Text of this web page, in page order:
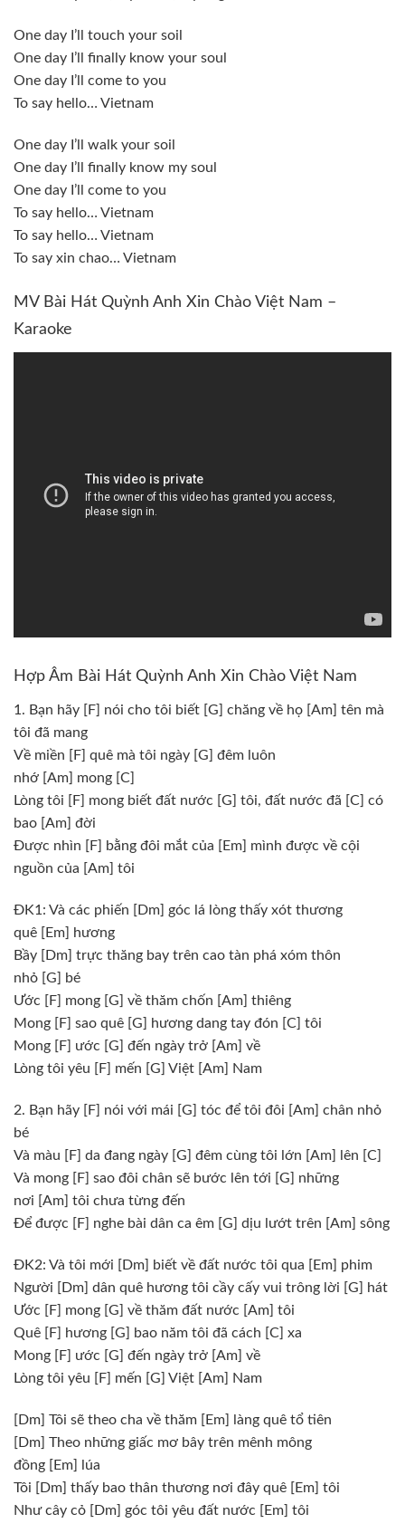
One day I’ll touch your soil
One day I’ll finally know your soul
One day I’ll come to you
To say hello… Vietnam
One day I’ll walk your soil
One day I’ll finally know my soul
One day I’ll come to you
To say hello… Vietnam
To say hello… Vietnam
To say xin chao… Vietnam
MV Bài Hát Quỳnh Anh Xin Chào Việt Nam –
Karaoke
Hợp Âm Bài Hát Quỳnh Anh Xin Chào Việt Nam
1. Bạn hãy [F] nói cho tôi biết [G] chăng về họ [Am] tên mà
tôi đã mang
Về miền [F] quê mà tôi ngày [G] đêm luôn
nhớ [Am] mong [C]
Lòng tôi [F] mong biết đất nước [G] tôi, đất nước đã [C] có
bao [Am] đời
Được nhìn [F] bằng đôi mắt của [Em] mình được về cội
nguồn của [Am] tôi
ĐK1: Và các phiến [Dm] góc lá lòng thấy xót thương
quê [Em] hương
Bầy [Dm] trực thăng bay trên cao tàn phá xóm thôn
nhỏ [G] bé
Ước [F] mong [G] về thăm chốn [Am] thiêng
Mong [F] sao quê [G] hương dang tay đón [C] tôi
Mong [F] ước [G] đến ngày trở [Am] về
Lòng tôi yêu [F] mến [G] Việt [Am] Nam
2. Bạn hãy [F] nói với mái [G] tóc để tôi đôi [Am] chân nhỏ
bé
Và màu [F] da đang ngày [G] đêm cùng tôi lớn [Am] lên [C]
Và mong [F] sao đôi chân sẽ bước lên tới [G] những
nơi [Am] tôi chưa từng đến
Để được [F] nghe bài dân ca êm [G] dịu lướt trên [Am] sông
ĐK2: Và tôi mới [Dm] biết về đất nước tôi qua [Em] phim
Người [Dm] dân quê hương tôi cầy cấy vui trông lời [G] hát
Ước [F] mong [G] về thăm đất nước [Am] tôi
Quê [F] hương [G] bao năm tôi đã cách [C] xa
Mong [F] ước [G] đến ngày trở [Am] về
Lòng tôi yêu [F] mến [G] Việt [Am] Nam
[Dm] Tôi sẽ theo cha về thăm [Em] làng quê tổ tiên
[Dm] Theo những giấc mơ bây trên mênh mông
đồng [Em] lúa
Tôi [Dm] thấy bao thân thương nơi đây quê [Em] tôi
Như cây cỏ [Dm] góc tôi yêu đất nước [Em] tôi